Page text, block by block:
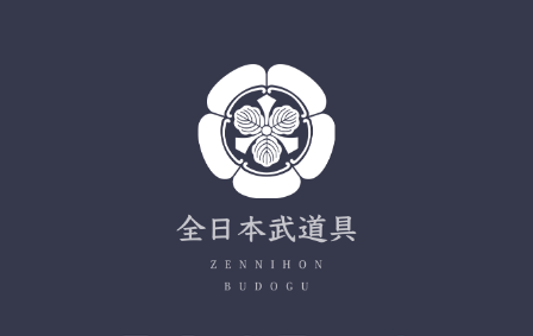
✔ 日本製ならではの安心
✔ 程よい厚みと丈夫さ —
日々の稽古・大会でも安心
✔ 自然な綿素材で軽やか
✔ 伝統色・定番色の豊富